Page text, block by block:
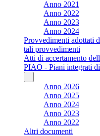
Anno 2021
Anno 2022
Anno 2023
Anno 2024
Provvedimenti adottati
tali provvedimenti
Atti di accertamento
PIAO - Piani integrati
Anno 2026
Anno 2025
Anno 2024
Anno 2023
Anno 2022
Altri documenti